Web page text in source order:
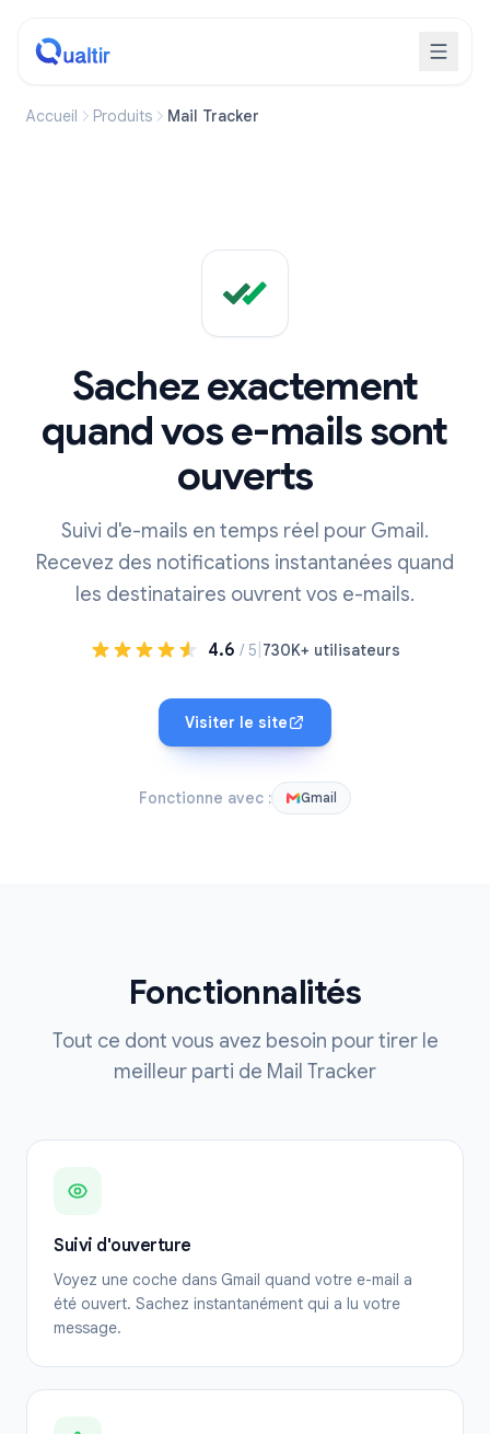
Accueil Produits Mail Tracker
Sachez exactement
quand vos e-mails sont
ouverts
Suivi d'e-mails en temps réel pour Gmail.
Recevez des notifications instantanées quand
les destinataires ouvrent vos e-mails.
4.6 / 5 730K+ utilisateurs
Visiter le site
Fonctionne avec : Gmail
Fonctionnalités
Tout ce dont vous avez besoin pour tirer le
meilleur parti de Mail Tracker
Suivi d'ouverture
Voyez une coche dans Gmail quand votre e-mail a
été ouvert. Sachez instantanément qui a lu votre
message.